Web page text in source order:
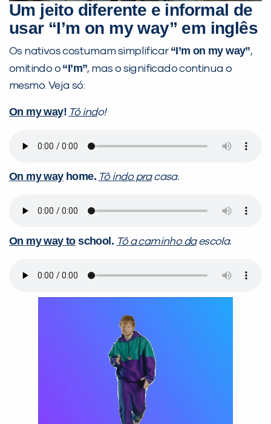
Um jeito diferente e informal de
usar “I’m on my way” em inglês
Os nativos costumam simplificar“I’m on my way”,
omitindo o “I’m”, mas o significado continua o
mesmo. Veja só:
On my way! Tô indo!
On my wayhome. Tô indo pracasa.
On my way toschool. Tô a caminho daescola.